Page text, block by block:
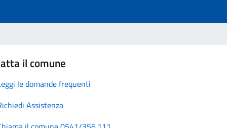
il comune
le domande frequenti
Assistenza